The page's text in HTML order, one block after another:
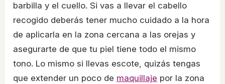
barbilla y el cuello. Si vas a llevar el cabello
recogido deberás tener mucho cuidado a la hora
de aplicarla en la zona cercana a las orejas y
asegurarte de que tu piel tiene todo el mismo
tono. Lo mismo si llevas escote, quizás tengas
que extender un poco de maquillaje por la zona